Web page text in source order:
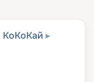
КоКоКай